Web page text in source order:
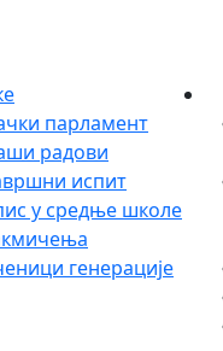
парламент
радови
испит
у средње школе
генерације